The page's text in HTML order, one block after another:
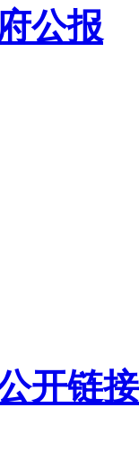
公报
开链接